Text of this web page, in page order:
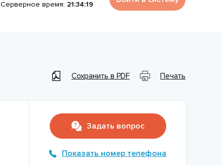
Серверное время: 21:34:19
Сохранить в PDF Печать
Задать вопрос
Показать номер телефона